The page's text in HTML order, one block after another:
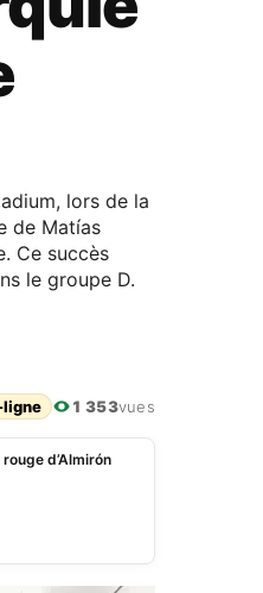
lors de la
de Matías
Ce succès
le groupe D.
ligne 1 353vues
d’Almirón